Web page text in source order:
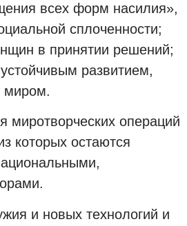
всех форм насилия»,
сплоченности;
в принятии решений;
развитием,
миром.
миротворческих операций
которых остаются
и новых технологий и